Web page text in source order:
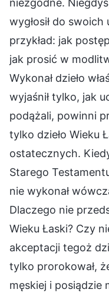
wygłosił do
przykład: jak
jak prosić w
Wykonał dzieło
wyjaśnił tylko, jak
podążali, powinni
tylko dzieło Wieku
ostatecznych.
Starego
nie wykonał
Dlaczego nie
Wieku Łaski? Czy
akceptacji tegoż
tylko prorokował,
męskiej i posiądzie